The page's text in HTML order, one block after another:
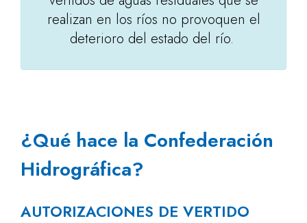
realizan en los ríos no provoquen el
deterioro del estado del río.
¿Qué hace la Confederación
Hidrográfica?
AUTORIZACIONES DE VERTIDO